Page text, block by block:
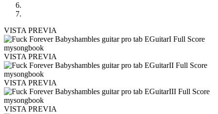
VISTA PREVIA
VISTA PREVIA
VISTA PREVIA
VISTA PREVIA